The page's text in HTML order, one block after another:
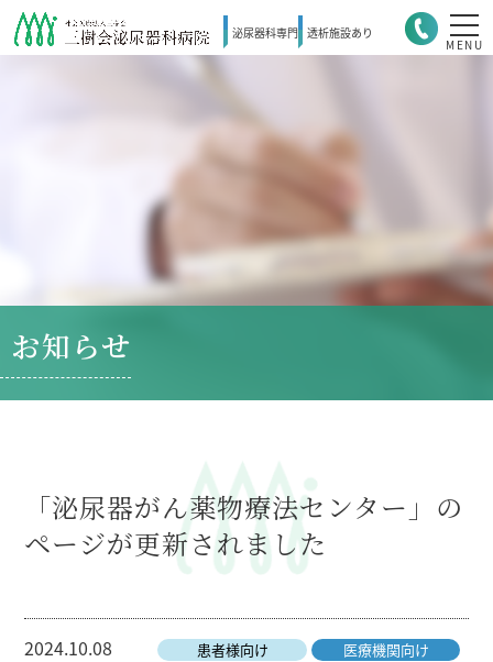
泌尿器科専門 透析施設あり
MENU
お知らせ
「泌尿器がん薬物療法センター」の
ページが更新されました
2024.10.08 患者様向け 医療機関向け